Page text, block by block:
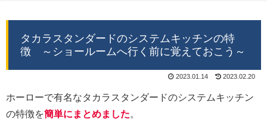
タカラスタンダードのシステムキッチンの特
徴 ～ショールームへ行く前に覚えておこう～
2023.01.14 2023.02.20
ホーローで有名なタカラスタンダードのシステムキッチン
の特徴を簡単にまとめました。